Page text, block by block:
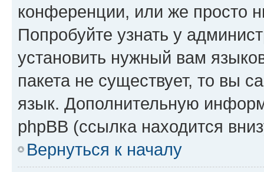
конференции, или же просто
Попробуйте узнать у
установить нужный вам
пакета не существует, то вы
язык. Дополнительную
phpBB (ссылка находится
Вернуться к началу